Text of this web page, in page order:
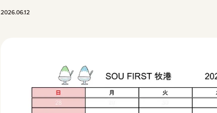
2026.06.12